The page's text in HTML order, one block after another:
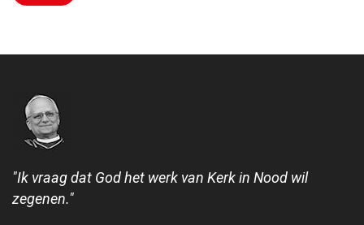
"Ik vraag dat God het werk van Kerk in Nood wil
zegenen."